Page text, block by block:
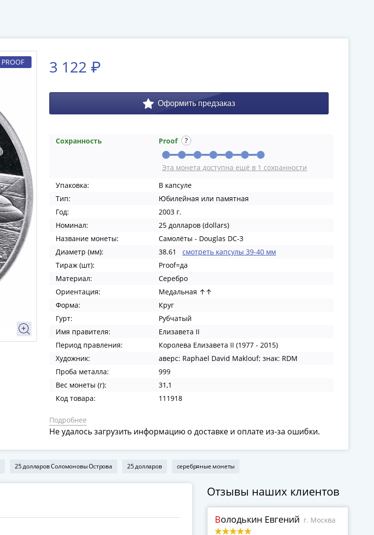
PROOF 3 122 ₽
Сохранность Proof
Эта монета доступна ещё в 1 сохранности
Упаковка:
В капсуле
Тип:
Юбилейная или памятная
Год:
2003 г.
Номинал:
25 долларов (dollars)
Название монеты:
Самолёты - Douglas DC-3
Диаметр (мм):
38.61
смотреть капсулы 39-40 мм
Тираж (шт):
Proof=да
Материал:
Серебро
Ориентация:
Медальная ↑↑
Форма:
Круг
Гурт:
Рубчатый
Имя правителя:
Елизавета II
Период правления:
Королева Елизавета II (1977 - 2015)
Художник:
аверс: Raphael David Maklouf; знак: RDM
Проба металла:
999
Вес монеты (г):
31,1
Код товара:
111918
Подробнее
Не удалось загрузить информацию о доставке и оплате из-за ошибки.
25 долларов Соломоновы Острова 25 долларов серебряные монеты
Отзывы наших клиентов
Володькин Евгений г. Москва